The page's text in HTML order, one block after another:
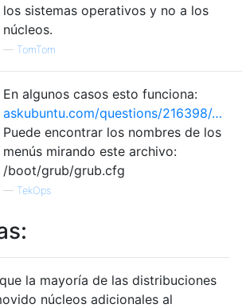
los sistemas operativos y no a los
núcleos.
— TomTom
En algunos casos esto funciona:
askubuntu.com/questions/216398/…
Puede encontrar los nombres de los
menús mirando este archivo:
/boot/grub/grub.cfg
— TekOps
la mayoría de las distribuciones
núcleos adicionales al